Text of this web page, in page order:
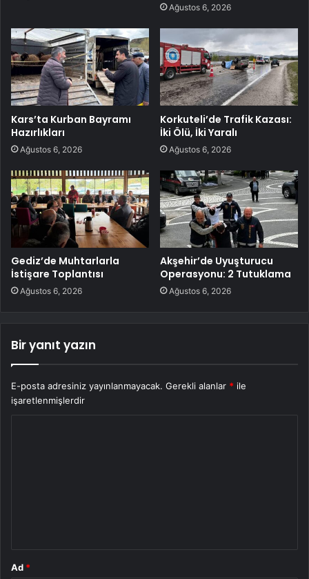
Ağustos 6, 2026
Kars’ta Kurban Bayramı
Hazırlıkları
Ağustos 6, 2026
Korkuteli’de Trafik Kazası:
İki Ölü, İki Yaralı
Ağustos 6, 2026
Gediz’de Muhtarlarla
İstişare Toplantısı
Ağustos 6, 2026
Akşehir’de Uyuşturucu
Operasyonu: 2 Tutuklama
Ağustos 6, 2026
Bir yanıt yazın
E-posta adresiniz yayınlanmayacak. Gerekli alanlar * ile
işaretlenmişlerdir
Ad *